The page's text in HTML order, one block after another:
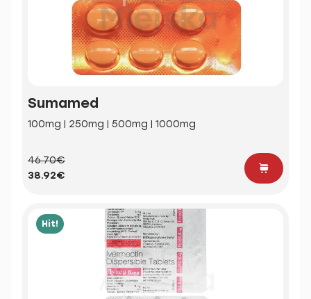
Sumamed
100mg | 250mg | 500mg | 1000mg
46.70€
38.92€
Hit!